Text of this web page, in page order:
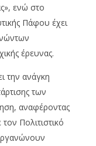
ενώ στο
Πάφου έχει
έρευνας.
την ανάγκη
των
αναφέροντας
Πολιτιστικό